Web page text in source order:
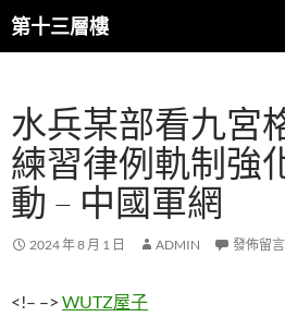
跳
至
內
容
第十三層樓
搜
尋
水兵某部看九宮
練習律例軌制強
動 – 中國軍網
2024 年 8 月 1 日 ADMIN 發佈留言
<!– –> WUTZ屋子